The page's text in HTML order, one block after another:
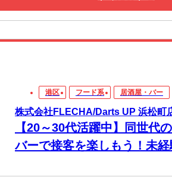
港区 フード系 居酒屋・バー
株式会社FLECHA/Darts UP 浜松町
【20～30代活躍中】同世代
バーで接客を楽しもう！未